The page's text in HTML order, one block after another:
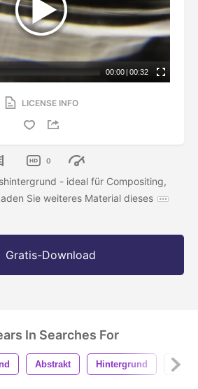
00:00 | 00:32
LICENSE INFO
0
- ideal für Compositing,
Sie weiteres Material dieses
Gratis-Download
In Searches For
Abstrakt Hintergrund